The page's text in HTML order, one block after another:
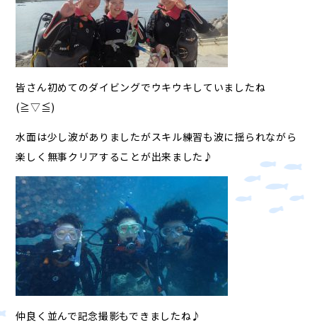
皆さん初めてのダイビングでウキウキしていましたね
(≧▽≦)
水面は少し波がありましたがスキル練習も波に揺られながら
楽しく無事クリアすることが出来ました♪
仲良く並んで記念撮影もできましたね♪